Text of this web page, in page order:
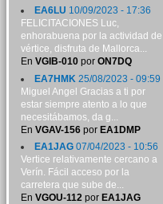
EA6LU 10/09/2023 - 17:36
FELICITACIONES Luc,
enhorabuena por la actividad de
vértice, disfruta de Mallorca...
En VGIB-010por ON7DQ
EA7HMK 25/08/2023 - 09:59
Miguel Angel Gracias a ti por
estar siempre atento a lo que
necesitábamos, da g...
En VGAV-156por EA1DMP
EA1JAG07/04/2023 - 10:56
Vertice relativamente cercano a
Verín. Fácil acceso por la
carretera que sube de...
En VGOU-112por EA1JAG